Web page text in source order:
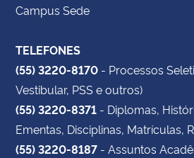
Campus Sede
TELEFONES
(55) 3220-8170 - Processos
Vestibular, PSS e outros)
(55) 3220-8371 - Diplomas,
Ementas, Disciplinas, Matrículas,
(55) 3220-8187 - Assuntos